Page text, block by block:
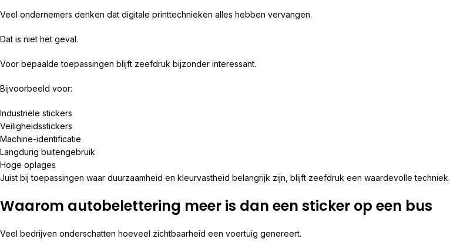
Veel ondernemers denken dat digitale printtechnieken alles hebben vervangen.
Dat is niet het geval.
Voor bepaalde toepassingen blijft zeefdruk bijzonder interessant.
Bijvoorbeeld voor:
Industriële stickers
Veiligheidsstickers
Machine-identificatie
Langdurig buitengebruik
Hoge oplages
Juist bij toepassingen waar duurzaamheid en kleurvastheid belangrijk zijn, blijft zeefdruk een waardevolle techniek.
Waarom autobelettering meer is dan een sticker op een bus
Veel bedrijven onderschatten hoeveel zichtbaarheid een voertuig genereert.